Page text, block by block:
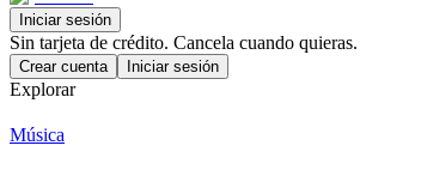
Iniciar sesión
Sin tarjeta de crédito. Cancela cuando quieras.
Crear cuenta Iniciar sesión
Explorar
Música